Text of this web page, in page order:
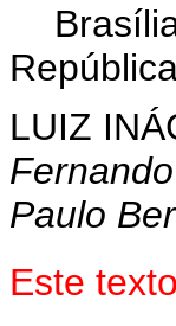
LUIZ
Paulo
Este